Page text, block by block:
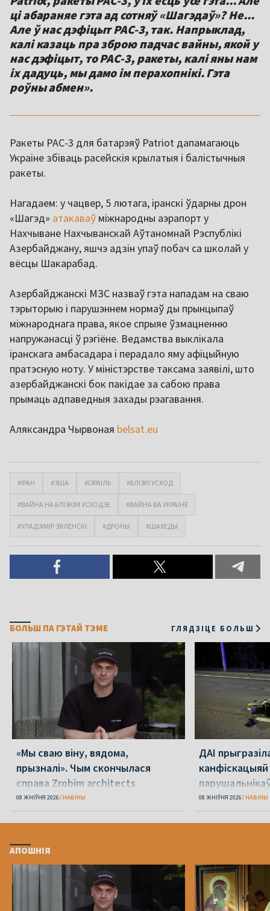
ці абараняе гэта ад сотняў «Шагэдаў»? Не...
Але ў нас дэфіцыт PAC-3, так. Напрыклад,
калі казаць пра зброю падчас вайны, якой у
нас дэфіцыт, то PAC-3, ракеты, калі яны нам
іх дадуць, мы дамо ім перахопнікі. Гэта
роўны абмен».
Ракеты PAC-3 для батарэяў Patriot дапамагаюць
Украіне збіваць расейскія крылатыя і балістычныя
ракеты.
Нагадаем: у чацвер, 5 лютага, іранскі ўдарны дрон
«Шагэд» атакаваў міжнародны аэрапорт у
Нахчыване Нахчыванскай Аўтаномнай Рэспублікі
Азербайджану, яшчэ адзін упаў побач са школай у
вёсцы Шакарабад.
Азербайджанскі МЗС назваў гэта нападам на сваю
тэрыторыю і парушэннем нормаў ды прынцыпаў
міжнароднага права, якое спрыяе ўзмацненню
напружанасці ў рэгіёне. Ведамства выклікала
іранскага амбасадара і перадало яму афіцыйную
пратэсную ноту. У міністэрстве таксама заявілі, што
азербайджанскі бок пакідае за сабою права
прымаць адпаведныя захады рэагавання.
Аляксандра Чырвоная belsat.eu
#ІРАН #ЗША #ІЗРАІЛЬ #БЛІЗКІ УСХОД
#ВАЙНА НА БЛІЗКІМ УСХОДЗЕ #ВАЙНА ВА УКРАІНЕ
#УЛАДЗІМІР ЗЯЛЕНСКІ #ДРОНЫ #ШАХЕДЫ
БОЛЬШ ПА ГЭТАЙ ТЭМЕ ГЛЯДЗІЦЕ БОЛЬШ
«Мы сваю віну, вядома,
прызналі». Чым скончылася
справа Zrobim architects
08 ЖНІЎНЯ 2026 НАВІНЫ
ДАІ
дронамі
08 ЖНІЎНЯ 2026 НАВІНЫ
АПОШНІЯ